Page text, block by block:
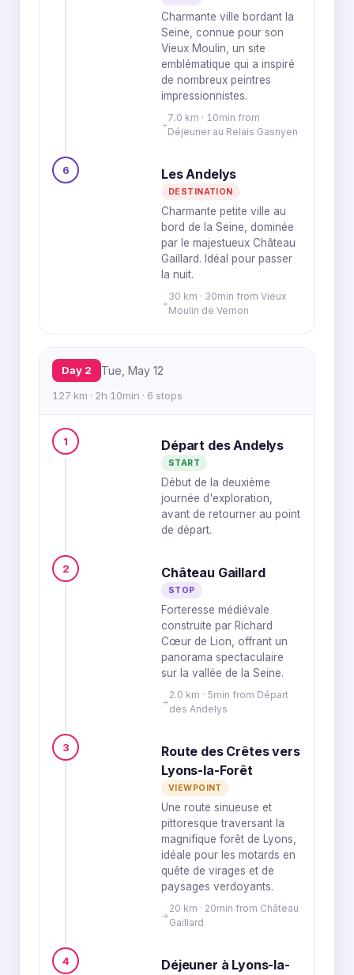
Charmante ville bordant la
Seine, connue pour son
Vieux Moulin, un site
emblématique qui a inspiré
de nombreux peintres
impressionnistes.
7.0 km · 10min from
Déjeuner au Relais Gasnyen
6 Les Andelys
DESTINATION
Charmante petite ville au
bord de la Seine, dominée
par le majestueux Château
Gaillard. Idéal pour passer
la nuit.
30 km · 30min from Vieux
Moulin de Vernon
Day 2 Tue, May 12
127 km · 2h 10min · 6 stops
1 Départ des Andelys
START
Début de la deuxième
journée d'exploration,
avant de retourner au point
de départ.
2 Château Gaillard
STOP
Forteresse médiévale
construite par Richard
Cœur de Lion, offrant un
panorama spectaculaire
sur la vallée de la Seine.
2.0 km · 5min from Départ
des Andelys
3
Route des Crêtes vers
Lyons-la-Forêt
VIEWPOINT
Une route sinueuse et
pittoresque traversant la
magnifique forêt de Lyons,
idéale pour les motards en
quête de virages et de
paysages verdoyants.
20 km · 20min from Château
Gaillard
4
Déjeuner à Lyons-la-